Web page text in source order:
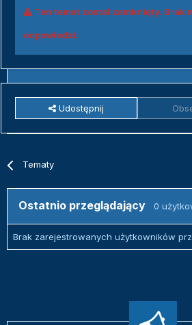
Ten temat został zamknięty. Brak
odpowiedzi.
Udostępnij
Tematy
Ostatnio przeglądający 0
Brak zarejestrowanych użytkowników